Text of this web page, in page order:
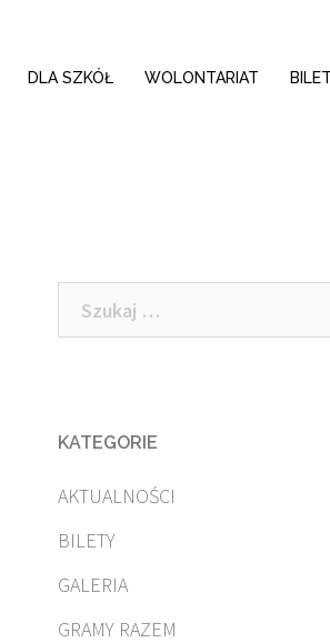
DLA SZKÓŁ WOLONTARIAT
Szukaj:
KATEGORIE
AKTUALNOŚCI
BILETY
GALERIA
GRAMY RAZEM